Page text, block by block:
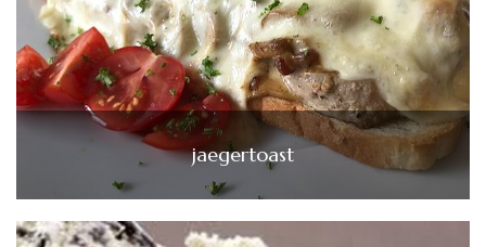
jaegertoast